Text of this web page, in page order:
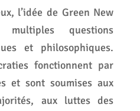
l’idée de Green New
questions
et philosophiques.
fonctionnent par
et sont soumises aux
aux luttes des